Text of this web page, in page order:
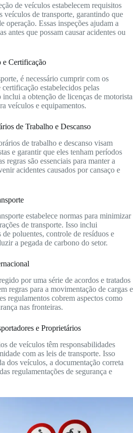
de veículos estabelecem requisitos
veículos de transporte, garantindo que
operação. Essas inspeções ajudam a
antes que possam causar acidentes ou
e Certificação
é necessário cumprir com os
estabelecidos pelas
inclui a obtenção de licenças de motorista
veículos e equipamentos.
de Trabalho e Descanso
de trabalho e descanso visam
e garantir que eles tenham períodos
regras são essenciais para manter a
acidentes causados por cansaço e
estabelece normas para minimizar
de transporte. Isso inclui
de poluentes, controle de resíduos e
a pegada de carbono do setor.
por uma série de acordos e tratados
regras para a movimentação de cargas e
regulamentos cobrem aspectos como
nas fronteiras.
e Proprietários
de veículos têm responsabilidades
com as leis de transporte. Isso
dos veículos, a documentação correta
regulamentações de segurança e